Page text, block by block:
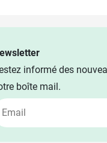
informé des
boîte mail.